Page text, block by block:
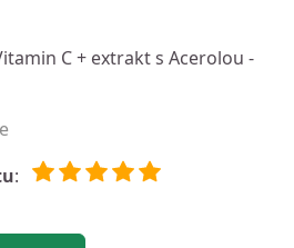
C + extrakt s Acerolou -
: